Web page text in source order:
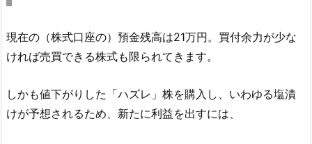
現在の（株式口座の）預金残高は21万円。買付余力が少な
ければ売買できる株式も限られてきます。
しかも値下がりした「ハズレ」株を購入し、いわゆる塩漬
けが予想されるため、新たに利益を出すには、